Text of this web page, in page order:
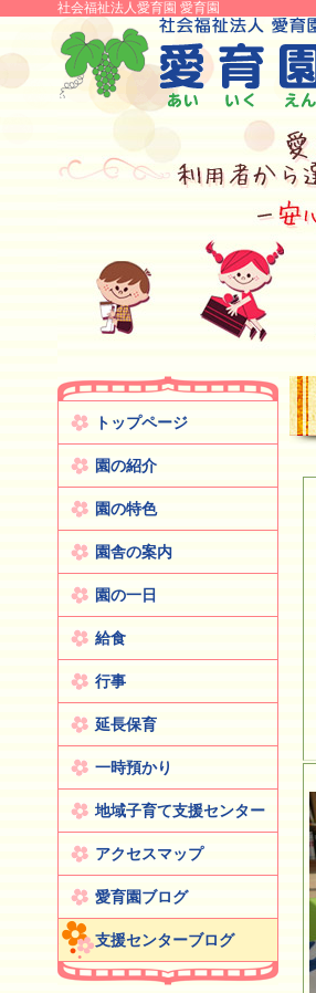
社会福祉法人愛育園 愛育園
トップページ
園の紹介
園の特色
園舎の案内
園の一日
給食
行事
延長保育
一時預かり
地域子育て支援センター
アクセスマップ
愛育園ブログ
支援センターブログ